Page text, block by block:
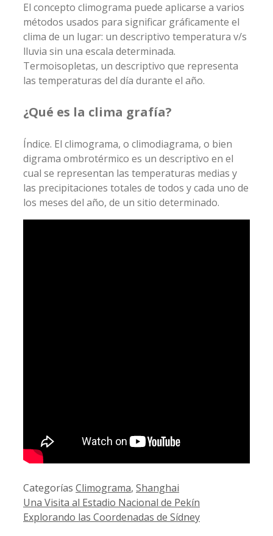
El concepto climograma puede aplicarse a varios
métodos usados para significar gráficamente el
clima de un lugar: un descriptivo temperatura v/s
lluvia sin una escala determinada. ​
Termoisopletas, un descriptivo que representa
las temperaturas del día durante el año.
¿Qué es la clima grafía?
Índice. El climograma, o climodiagrama, o bien
digrama ombrotérmico es un descriptivo en el
cual se representan las temperaturas medias y
las precipitaciones totales de todos y cada uno de
los meses del año, de un sitio determinado.
Categorías Climograma, Shanghai
Una Visita al Estadio Nacional de Pekín
Explorando las Coordenadas de Sídney